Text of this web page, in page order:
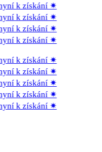
k získání ✷
k získání ✷
k získání ✷
k získání ✷
k získání ✷
k získání ✷
k získání ✷
k získání ✷
k získání ✷